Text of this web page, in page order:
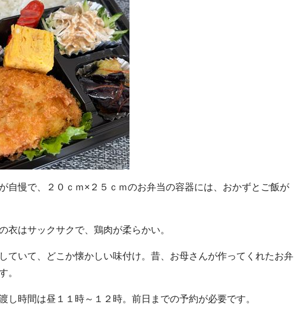
自慢で、２０ｃｍ×２５ｃｍのお弁当の容器には、おかずとご飯が
衣はサックサクで、鶏肉が柔らかい。
ていて、どこか懐かしい味付け。昔、お母さんが作ってくれたお弁
。
し時間は昼１１時～１２時。前日までの予約が必要です。